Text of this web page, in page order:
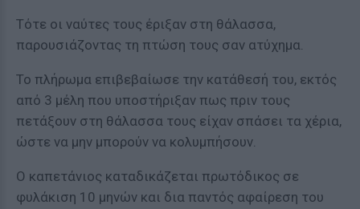
Τότε οι ναύτες τους έριξαν στη θάλασσα,
παρουσιάζοντας τη πτώση τους σαν ατύχημα.
Το πλήρωμα επιβεβαίωσε την κατάθεσή του, εκτός
από 3 μέλη που υποστήριξαν πως πριν τους
πετάξουν στη θάλασσα τους είχαν σπάσει τα χέρια,
ώστε να μην μπορούν να κολυμπήσουν.
Ο καπετάνιος καταδικάζεται πρωτόδικος σε
φυλάκιση 10 μηνών και δια παντός αφαίρεση του